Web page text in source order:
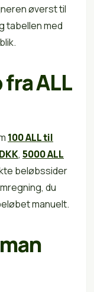
øverst til
tabellen med
ALL
100 ALL til
, 5000 ALL
beløbssider
du
manuelt.